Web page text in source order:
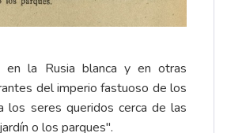
en la Rusia blanca y en otras
del imperio fastuoso de los
los seres queridos cerca de las
o los parques".